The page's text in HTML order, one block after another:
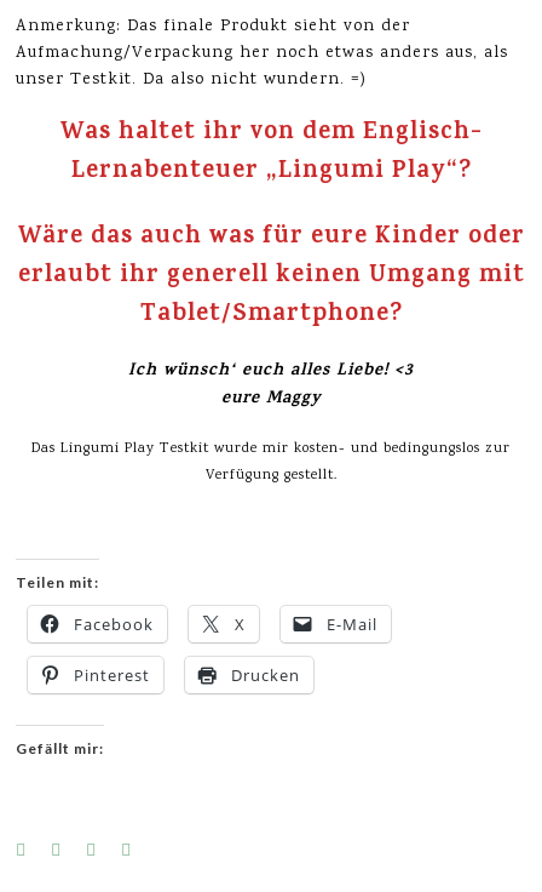
Anmerkung: Das finale Produkt sieht von der
Aufmachung/Verpackung her noch etwas anders aus, als
unser Testkit. Da also nicht wundern. =)
Was haltet ihr von dem Englisch-
Lernabenteuer „Lingumi Play“?
Wäre das auch was für eure Kinder oder
erlaubt ihr generell keinen Umgang mit
Tablet/Smartphone?
Ich wünsch‘ euch alles Liebe! <3
eure Maggy
Das Lingumi Play Testkit wurde mir kosten- und bedingungslos zur
Verfügung gestellt.
Teilen mit:
Facebook X E-Mail
Pinterest Drucken
Gefällt mir: